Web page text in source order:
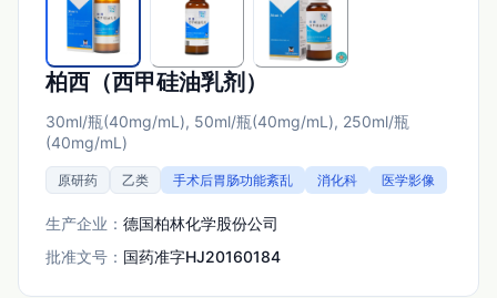
柏西（西甲硅油乳剂）
30ml/瓶(40mg/mL), 50ml/瓶(40mg/mL), 250ml/瓶
(40mg/mL)
原研药 乙类 手术后胃肠功能紊乱 消化科 医学影像
生产企业： 德国柏林化学股份公司
批准文号： 国药准字HJ20160184